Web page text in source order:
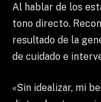
Al hablar de los
tono directo.
resultado de la
de cuidado e
«Sin idealizar, mi